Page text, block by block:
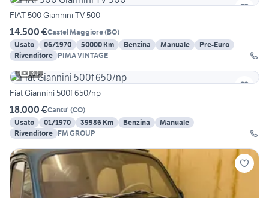
FIAT 500 Giannini TV 500
14.500 €Castel Maggiore(BO)
Usato
06/1970 50000 Km Benzina Manuale
Pre-Euro
Rivenditore PIMA VINTAGE
30
Fiat Giannini 500f 650/np
18.000 €Cantu' (CO)
Usato
01/1970 39586 Km Benzina
Manuale
Rivenditore FM GROUP